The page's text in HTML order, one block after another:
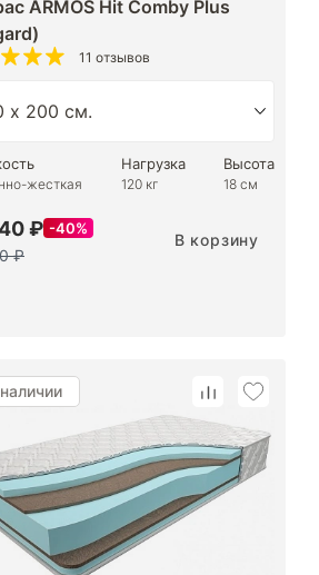
ARMOS Hit Comby Plus
11 отзывов
жесткая
Нагрузка
120 кг
Высота
18 см
₽ 40%
₽
В корзину